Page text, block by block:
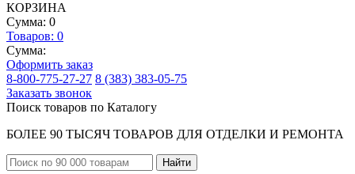
КОРЗИНА
Сумма: 0
Товаров: 0
Сумма:
Оформить заказ
8-800-775-27-27 8 (383) 383-05-75
Заказать звонок
Поиск товаров по Каталогу
БОЛЕЕ 90 ТЫСЯЧ ТОВАРОВ ДЛЯ ОТДЕЛКИ И РЕМОНТА